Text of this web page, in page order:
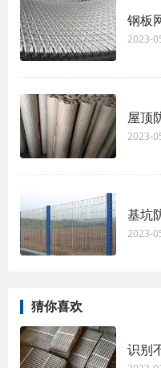
钢板
2023-
屋顶
2023-
基坑
2023-
猜你喜欢
识别